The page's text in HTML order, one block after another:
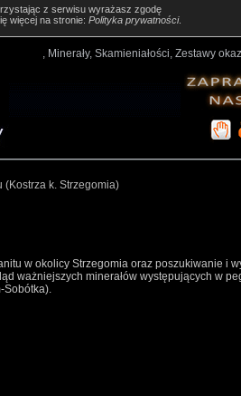
z serwisu wyrażasz zgodę
więcej na stronie: Polityka prywatności.
, Minerały, Skamieniałości, Zestawy
(Kostrza k. Strzegomia)
w okolicy Strzegomia oraz poszukiwanie i
ważniejszych minerałów występujących w
Sobótka).